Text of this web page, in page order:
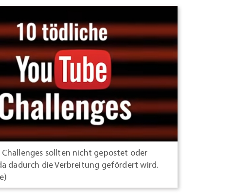
sollten nicht gepostet oder
dadurch die Verbreitung gefördert wird.